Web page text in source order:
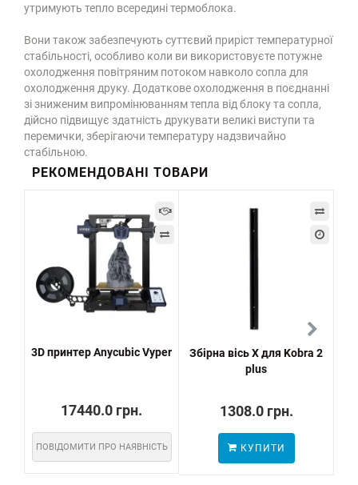
утримують тепло всередині термоблока.
Вони також забезпечують суттєвий приріст температурної
стабільності, особливо коли ви використовуєте потужне
охолодження повітряним потоком навколо сопла для
охолодження друку. Додаткове охолодження в поєднанні
зі зниженим випромінюванням тепла від блоку та сопла,
дійсно підвищує здатність друкувати великі виступи та
перемички, зберігаючи температуру надзвичайно
стабільною.
РЕКОМЕНДОВАНІ ТОВАРИ
3D принтер Anycubic Vyper
17440.0 грн.
ПОВІДОМИТИ ПРО НАЯВНІСТЬ
Збірна вісь X для Kobra 2
plus
1308.0 грн.
КУПИТИ